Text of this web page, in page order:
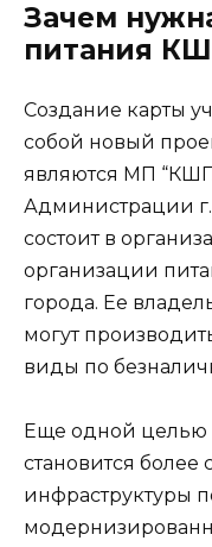
Зачем
питания
Создание карты
собой новый
являются МП
Администрации г.
состоит в
организации
города. Ее
могут
виды по
Еще одной целью
становится более
инфраструктуры